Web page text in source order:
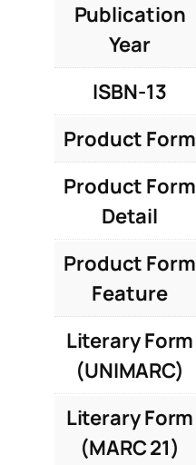
Publication
Year
ISBN-13
Product Form
Product Form
Detail
Product Form
Feature
Literary Form
(UNIMARC)
Literary Form
(MARC 21)